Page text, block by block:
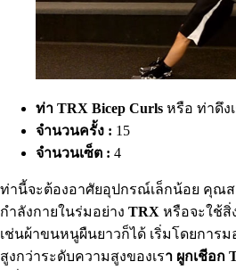
ท่า TRX Bicep Curls หรือ ท่าดึง
จำนวนครั้ง : 15
จำนวนเซ็ต : 4
ท่านี้จะต้องอาศัยอุปกรณ์เล็กน้อย คุณ
กำลังกายในร่มอย่าง TRX หรือจะใช้
เช่นผ้าขนหนูผืนยาวก็ได้ เริ่มโดยการ
สูงกว่าระดับความสูงของเรา ผูกเชีอก